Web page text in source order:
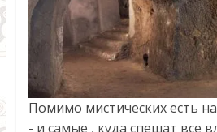
Помимо мистических есть
- и самые , куда спешат все